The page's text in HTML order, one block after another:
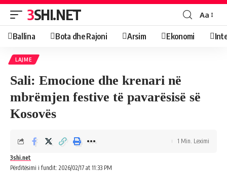
3SHI.NET Aa
Ballina Bota dhe Rajoni Arsim Ekonomi
LAJME
Sali: Emocione dhe krenari në
mbrëmjen festive të pavarësisë së
Kosovës
Përditësimi i fundit: 2026/02/17 at 11:33 PM
3shi.net
1 Min. Leximi